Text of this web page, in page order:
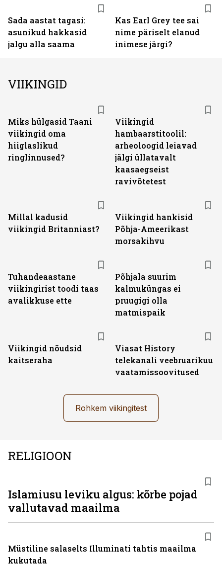
Sada aastat tagasi:
asunikud hakkasid
jalgu alla saama
Kas Earl Grey tee sai
nime päriselt elanud
inimese järgi?
VIIKINGID
Miks hülgasid Taani
viikingid oma
hiiglaslikud
ringlinnused?
Viikingid
hambaarstitoolil:
arheoloogid leiavad
jälgi üllatavalt
kaasaegseist
ravivõtetest
Millal kadusid
viikingid Britanniast?
Viikingid hankisid
Põhja-Ameerikast
morsakihvu
Tuhandeaastane
viikingirist toodi taas
avalikkuse ette
Põhjala suurim
kalmuküngas ei
pruugigi olla
matmispaik
Viikingid nõudsid
kaitseraha
Viasat History
telekanali veebruarikuu
vaatamissoovitused
Rohkem viikingitest
RELIGIOON
Islamiusu leviku algus: kõrbe pojad
vallutavad maailma
Müstiline salaselts Illuminati tahtis maailma
kukutada